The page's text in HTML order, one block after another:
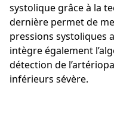
systolique grâce à la
dernière permet de
pressions systoliques
intègre également
détection de
inférieurs sévère.